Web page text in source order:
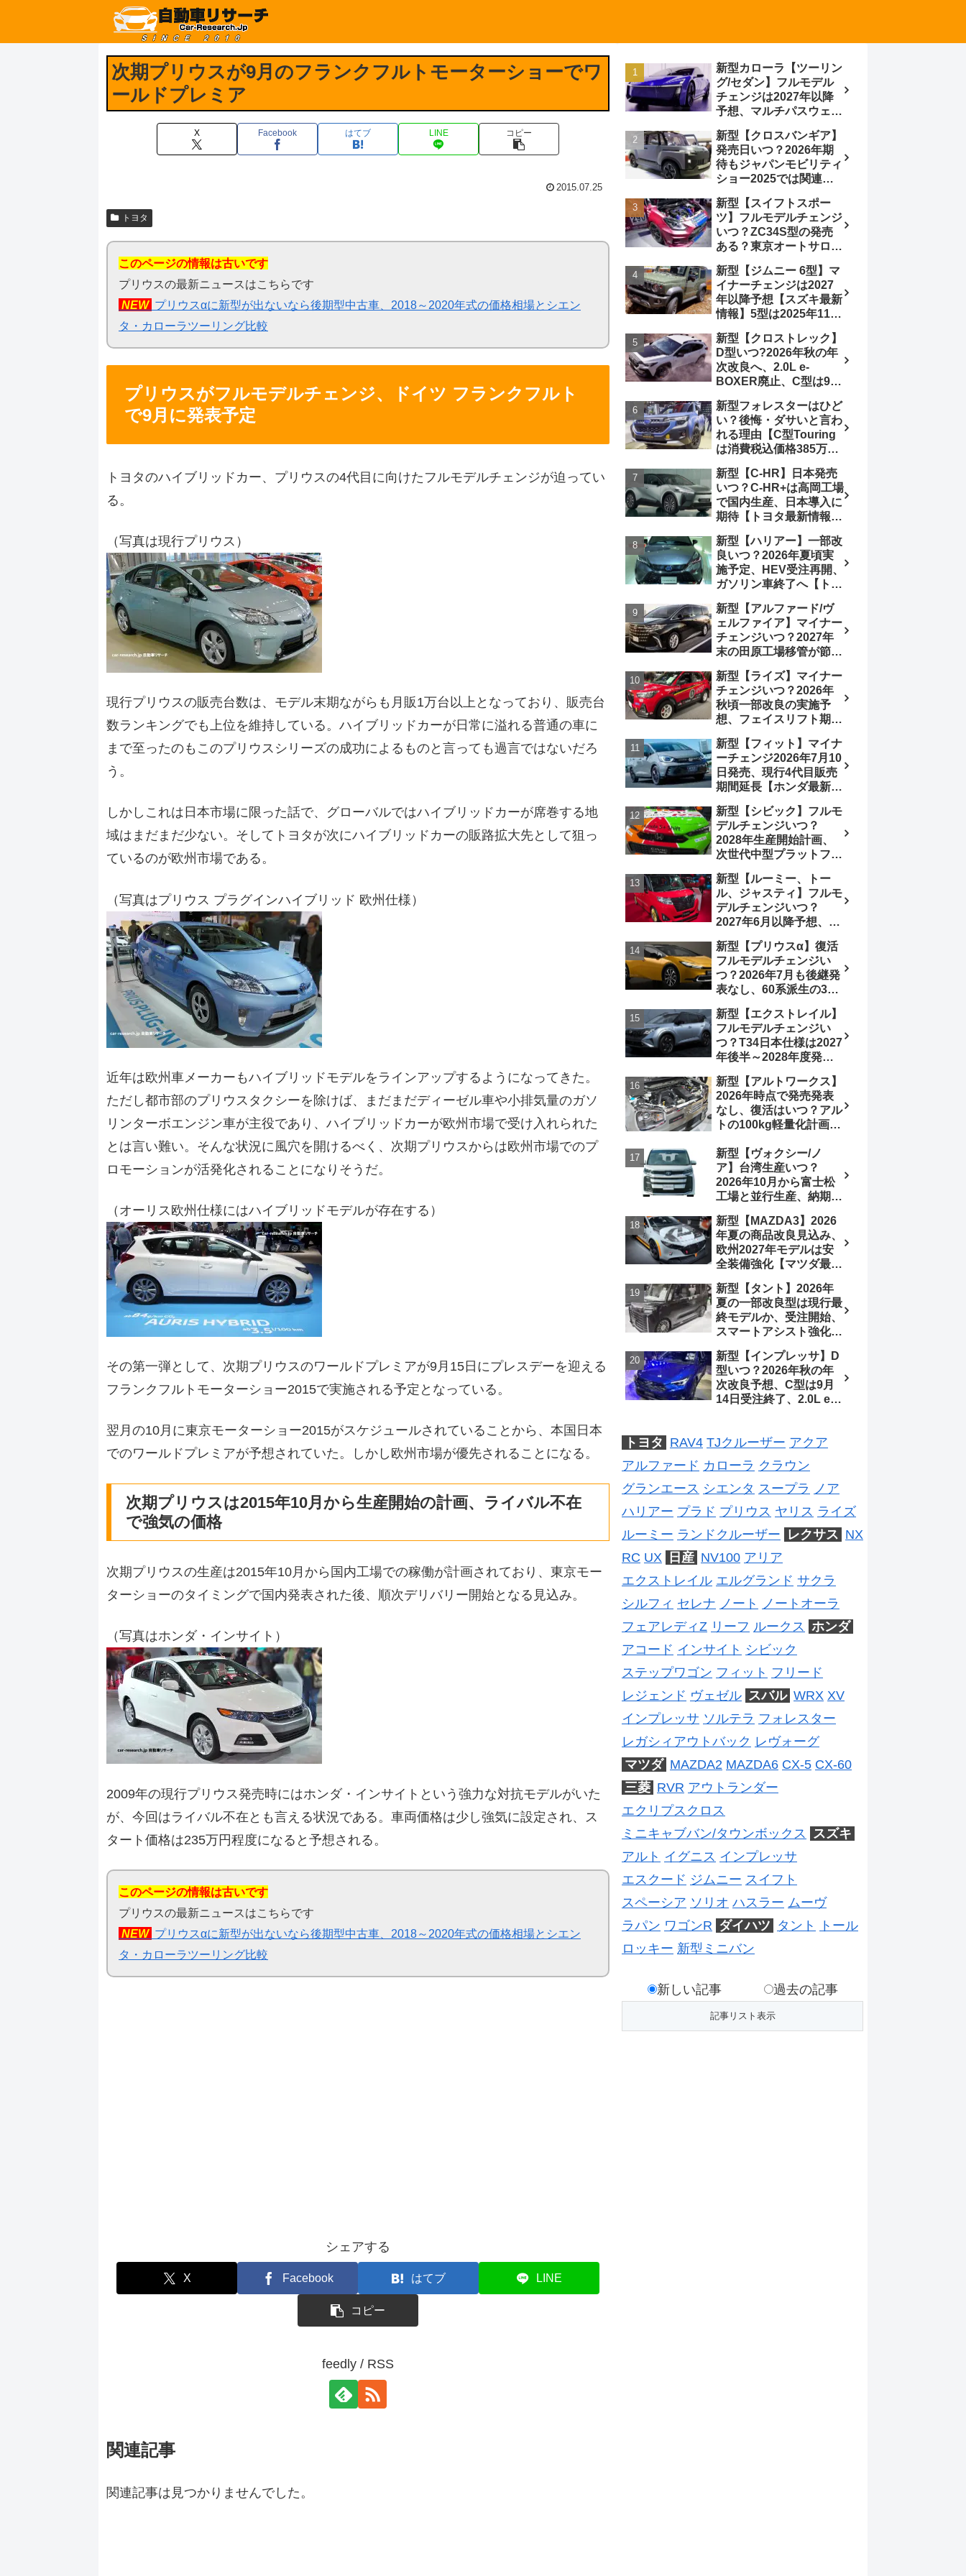
次期プリウスが9月のフランクフルトモーターショーでワ
ールドプレミア
X Facebook はてブ LINE コピー
2015.07.25
トヨタ
このページの情報は古いです
プリウスの最新ニュースはこちらです
NEW プリウスαに新型が出ないなら後期型中古車、2018～2020年式の価格相場とシエン
タ・カローラツーリング比較
プリウスがフルモデルチェンジ、ドイツ フランクフルト
で9月に発表予定
トヨタのハイブリッドカー、プリウスの4代目に向けたフルモデルチェンジが迫ってい
る。
（写真は現行プリウス）
現行プリウスの販売台数は、モデル末期ながらも月販1万台以上となっており、販売台
数ランキングでも上位を維持している。ハイブリッドカーが日常に溢れる普通の車に
まで至ったのもこのプリウスシリーズの成功によるものと言っても過言ではないだろ
う。
しかしこれは日本市場に限った話で、グローバルではハイブリッドカーが席巻する地
域はまだまだ少ない。そしてトヨタが次にハイブリッドカーの販路拡大先として狙っ
ているのが欧州市場である。
（写真はプリウス プラグインハイブリッド 欧州仕様）
近年は欧州車メーカーもハイブリッドモデルをラインアップするようになってきた。
ただし都市部のプリウスタクシーを除けば、まだまだディーゼル車や小排気量のガソ
リンターボエンジン車が主役であり、ハイブリッドカーが欧州市場で受け入れられた
とは言い難い。そんな状況に風穴を開けるべく、次期プリウスからは欧州市場でのプ
ロモーションが活発化されることになりそうだ。
（オーリス欧州仕様にはハイブリッドモデルが存在する）
その第一弾として、次期プリウスのワールドプレミアが9月15日にプレスデーを迎える
フランクフルトモーターショー2015で実施される予定となっている。
翌月の10月に東京モーターショー2015がスケジュールされていることから、本国日本
でのワールドプレミアが予想されていた。しかし欧州市場が優先されることになる。
次期プリウスは2015年10月から生産開始の計画、ライバル不在
で強気の価格
次期プリウスの生産は2015年10月から国内工場での稼働が計画されており、東京モー
ターショーのタイミングで国内発表された後、順次デリバリー開始となる見込み。
（写真はホンダ・インサイト）
2009年の現行プリウス発売時にはホンダ・インサイトという強力な対抗モデルがいた
が、今回はライバル不在とも言える状況である。車両価格は少し強気に設定され、ス
タート価格は235万円程度になると予想される。
このページの情報は古いです
プリウスの最新ニュースはこちらです
NEW プリウスαに新型が出ないなら後期型中古車、2018～2020年式の価格相場とシエン
タ・カローラツーリング比較
シェアする
X Facebook はてブ LINE
コピー
feedly / RSS
関連記事
関連記事は見つかりませんでした。
新型カローラ【ツーリン
グ/セダン】フルモデル
チェンジは2027年以降
予想、マルチパスウェイ
BEVからの派生で新開発
小型エンジン搭載の
HEV/PHEV、ギガキャ
ストの採用は無しか【ト
ヨタ最新情報】60周年記
念車発売
新型【クロスバンギア】
発売日いつ？2026年期
待もジャパンモビリティ
ショー2025では関連モ
最新情報】ベース車ノ
ア/ヴォクシーの台湾生
産開始に注目、「ギア」
のほか「コア」と「ツー
ル」、デリカD:5対抗の
クロスオーバーSUVミニ
バン
新型【スイフトスポー
ツ】フルモデルチェンジ
いつ？ZC34S型の発売
ある？東京オートサロン
エロー レヴはスイスポ
コンセプトか？ハイブリ
ッド化/重量増/価格アッ
プが争点【スズキ最新情
報】特別仕様車
「ZC33S Final
Edition」終了
新型【ジムニー 6型】マ
イナーチェンジは2027
年以降予想【スズキ最新
情報】5型は2025年11月
ACC・スズキコネクト
採用
新型【クロストレック】
D型いつ?2026年秋の年
次改良へ、2.0L e-
BOXER廃止、C型は9月
ーボ採用予想【スバル最
新情報】
新型フォレスターはひど
い？後悔・ダサいと言わ
れる理由【C型Touring
は消費税込価格385万円
19.1km/L、納期4～5か
月】ナビUI・冬用タイ
ヤ・ウィルダネス日本発
売は？カーオブザイヤー
とJNCAP大賞受賞後も
残る注意点
新型【C-HR】日本発売
いつ？C-HR+は高岡工場
で国内生産、日本導入に
期待【トヨタ最新情報】
売、2代目HEV・PHEV
は日本未導入
新型【ハリアー】一部改
良いつ？2026年夏頃実
施予定、HEV受注再開、
ガソリン車終了へ【トヨ
チェンジ2027年以降予
想
新型【アルファード/ヴ
ェルファイア】マイナー
チェンジいつ？2027年
末の田原工場移管が節目
のフェイスリフト予想
【トヨタ最新情報】
2026年6月一部改良済
み、消費税込価格559万
9000円から
新型【ライズ】マイナー
チェンジいつ？2026年
秋頃一部改良の実施予
想、フェイスリフト期
2～3ヵ月に短縮【ダイハ
ツ最新情報】前回改良は
2024年11月5日、価格
180.07～244.2万円、値
上げ約8～10万円、法規
対応、ハイブリッド
4WD追加まだ、フルモ
デルチェンジはトヨタが
介入か
新型【フィット】マイナ
ーチェンジ2026年7月10
日発売、現行4代目販売
期間延長【ホンダ最新情
いつ？フルモデルチェン
ジは2029年頃まで遅れ
る予想
新型【シビック】フルモ
デルチェンジいつ？
2028年生産開始計画、
次世代中型プラットフォ
搭載予想【ホンダ最新情
報】Honda S+ Shiftは現
行e:HEV RS 消費税込
4,659,600円で先行導入
新型【ルーミー、トー
ル、ジャスティ】フルモ
デルチェンジいつ？
2027年6月以降予想、ビ
う無い？【トヨタ最新情
報】1.2Lハイブリッド追
加は次期型に期待
新型【プリウスα】復活
フルモデルチェンジい
つ？2026年7月も後継発
表なし、60系派生の3列
発売される可能性は【ト
ヨタ最新情報デザイン予
想画像】スライドドア装
備の要望も
新型【エクストレイル】
フルモデルチェンジい
つ？T34日本仕様は2027
年後半～2028年度発売
米ローグe-POWERは
2026年後半投入へ
新型【アルトワークス】
2026年時点で発売発表
なし、復活はいつ？アル
トの100kg軽量化計画は
処、5MTターボとアルト
スピリットに期待【スズ
キ最新情報】
新型【ヴォクシー/ノ
ア】台湾生産いつ？
2026年10月から富士松
工場と並行生産、納期短
2026年5月6日マイナー
チェンジ、価格 NOAH
326万1500円、VOXY
375万1000円、特別仕様
車 WxBと煌の追加に期
待、S-Zに12.3インチメ
ーター
新型【MAZDA3】2026
年夏の商品改良見込み、
欧州2027年モデルは安
全装備強化【マツダ最新
ジは2028年以降予想
新型【タント】2026年
夏の一部改良型は現行最
終モデルか、受注開始、
スマートアシスト強化と
フルモデルチェンジ予想
【ダイハツ最新情報】
新型【インプレッサ】D
型いつ？2026年秋の年
次改良予想、C型は9月
14日受注終了、2.0L e-
予想【スバル最新情報】
トヨタ RAV4 TJクルーザー アクア
アルファード カローラ クラウン
グランエース シエンタ スープラ
ノア
ハリアー プラド プリウス ヤリス ライズ
ルーミー ランドクルーザー レクサス NX
RC UX 日産 NV100 アリア
エクストレイル エルグランド サクラ
シルフィ セレナ ノート
ノートオーラ
フェアレディZ リーフ ルークス ホンダ
アコード インサイト シビック
ステップワゴン フィット フリード
レジェンド ヴェゼル スバル WRX XV
インプレッサ ソルテラ フォレスター
レガシィアウトバック レヴォーグ
マツダ MAZDA2 MAZDA6 CX-5 CX-60
三菱 RVR アウトランダー
エクリプスクロス
ミニキャブバン/タウンボックス
スズキ
アルト イグニス インプレッサ
エスクード ジムニー スイフト
スペーシア ソリオ ハスラー ムーヴ
ラパン ワゴンR ダイハツ タント
トール
ロッキー 新型ミニバン
新しい記事 過去の記事